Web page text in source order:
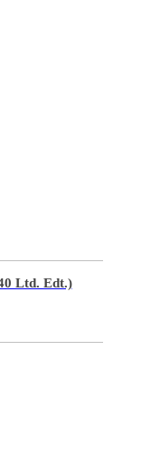
Ltd. Edt.)